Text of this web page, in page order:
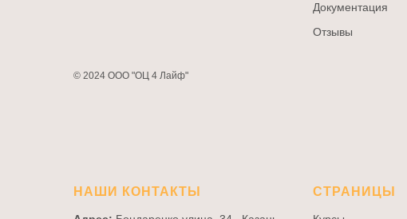
Документация
Отзывы
© 2024 ООО "ОЦ 4 Лайф"
НАШИ КОНТАКТЫ СТРАНИЦЫ